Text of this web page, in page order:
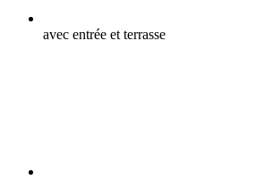
avec entrée et terrasse